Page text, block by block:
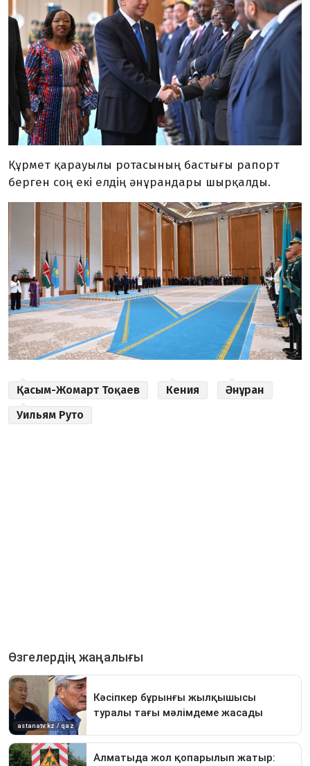
Құрмет қарауылы ротасының бастығы рапорт
берген соң екі елдің әнұрандары шырқалды.
Қасым-Жомарт Тоқаев Кения
Әнұран
Уильям Руто